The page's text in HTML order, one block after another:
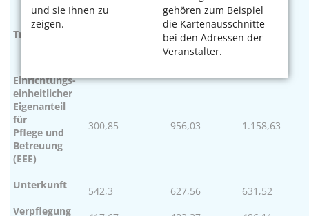
und sie Ihnen zu
zeigen.
gehören zum Beispiel
die Kartenausschnitte
bei den Adressen der
Veranstalter.
Träger
AWO Bezirks
verband
Mittelrhein
Caritas
verband
für die
Einrichtungs-
einheitlicher
Eigenanteil
für
Pflege und
Betreuung
(EEE)
300,85 956,03 1.158,63
Unterkunft 542,3 627,56
631,52
Verpflegung